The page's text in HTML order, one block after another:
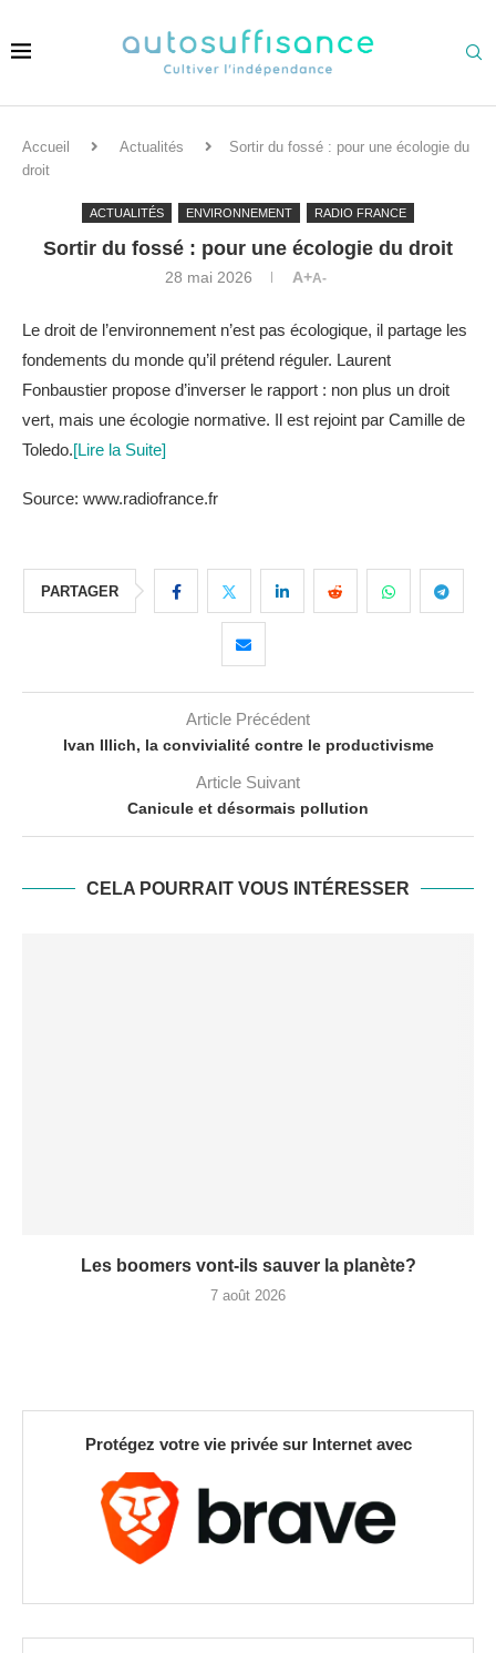
Accueil Actualités
Sortir du fossé : pour une écologie du
droit
ACTUALITÉS ENVIRONNEMENT RADIO FRANCE
Sortir du fossé : pour une écologie du droit
28 mai 2026 A+A-
Le droit de l’environnement n’est pas écologique, il partage les
fondements du monde qu’il prétend réguler. Laurent
Fonbaustier propose d’inverser le rapport : non plus un droit
vert, mais une écologie normative. Il est rejoint par Camille de
Toledo.[Lire la Suite]
Source: www.radiofrance.fr
PARTAGER
Article Précédent
Ivan Illich, la convivialité contre le productivisme
Article Suivant
Canicule et désormais pollution
CELA POURRAIT VOUS INTÉRESSER
Les boomers vont-ils sauver la planète?
7 août 2026
Protégez votre vie privée sur Internet avec